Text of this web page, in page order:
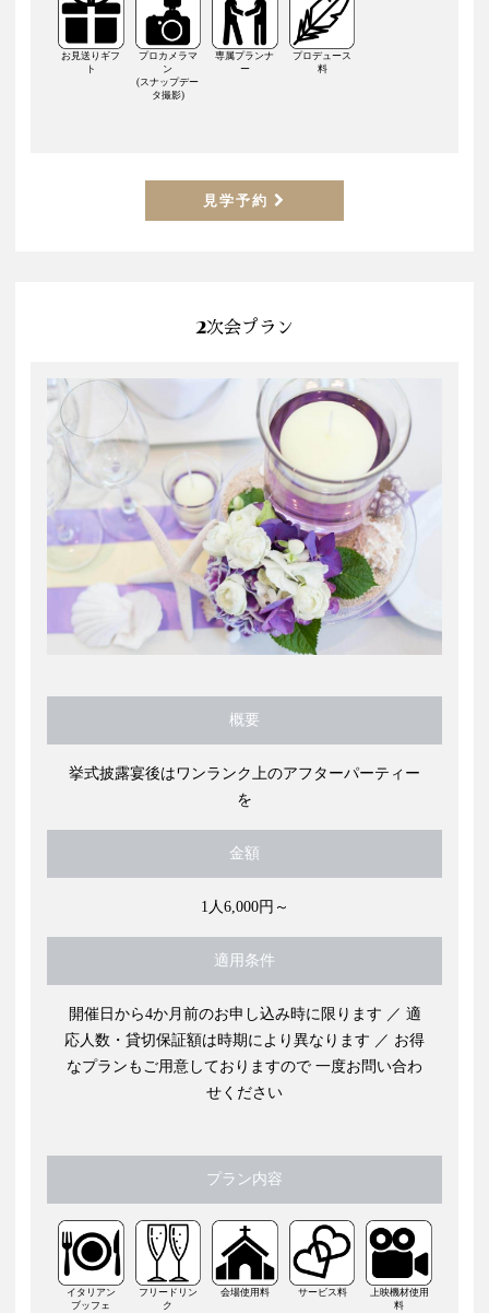
お見送りギフ
ト
プロカメラマ
ン
(スナップデー
タ撮影)
専属プランナ
ー
プロデュース
料
見学予約
2次会プラン
概要
挙式披露宴後はワンランク上のアフターパーティー
を
金額
1人6,000円～
適用条件
開催日から4か月前のお申し込み時に限ります ／ 適
応人数・貸切保証額は時期により異なります ／ お得
なプランもご用意しておりますので 一度お問い合わ
せください
プラン内容
イタリアン
ブッフェ
フリードリン
ク
会場使用料 サービス料
上映機材使用
料